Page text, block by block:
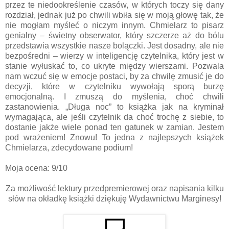
przez te niedookreślenie czasów, w których toczy się dany
rozdział, jednak już po chwili wbiła się w moją głowę tak, że
nie mogłam myśleć o niczym innym. Chmielarz to pisarz
genialny – świetny obserwator, który szczerze aż do bólu
przedstawia wszystkie nasze bolączki. Jest dosadny, ale nie
bezpośredni – wierzy w inteligencję czytelnika, który jest w
stanie wyłuskać to, co ukryte między wierszami. Pozwala
nam wczuć się w emocje postaci, by za chwilę zmusić je do
decyzji, które w czytelniku wywołają sporą burzę
emocjonalną. I zmuszą do myślenia, choć chwili
zastanowienia. „Długa noc” to książka jak na kryminał
wymagająca, ale jeśli czytelnik da choć trochę z siebie, to
dostanie jakże wiele ponad ten gatunek w zamian. Jestem
pod wrażeniem! Znowu! To jedna z najlepszych książek
Chmielarza, zdecydowane podium!
Moja ocena: 9/10
Za możliwość lektury przedpremierowej oraz napisania kilku
słów na okładkę książki dziękuję Wydawnictwu Marginesy!